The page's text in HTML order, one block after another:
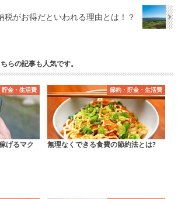
税がお得だといわれる理由とは！？
らの記事も人気です。
貯金・生活費
げるマク
節約・貯金・生活費
無理なくできる食費の節約法とは?